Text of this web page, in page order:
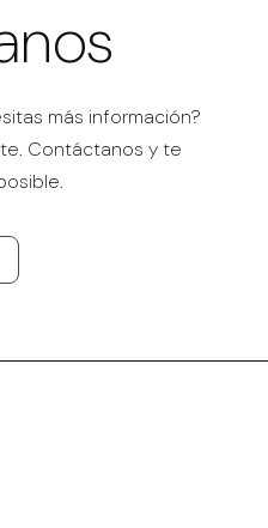
más información?
Contáctanos y te